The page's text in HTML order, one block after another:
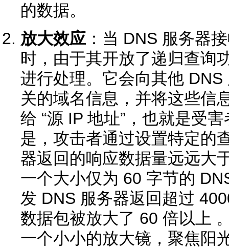
的数据。
放大效应 ：当 DNS 服务器
时，由于其开放了递归查询
进行处理。它会向其他
关的域名信息，并将这些信
给 “源 IP 地址”，也就是受
是，攻击者通过设置特定的
器返回的响应数据量远远大
一个大小仅为 60 字节的
发 DNS 服务器返回超过
数据包被放大了 60 倍以上
一个小小的放大镜，聚焦阳